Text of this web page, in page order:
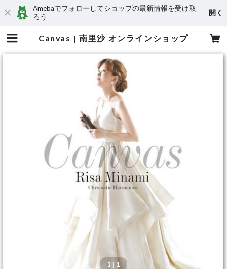
Amebaでフォローしてショップの最新情報を受け取
ろう
開く
Canvas | 南里沙 オンラインショップ
1 | 1